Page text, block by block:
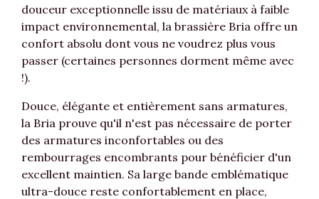
douceur exceptionnelle issu de matériaux à faible
impact environnemental, la brassière Bria offre un
confort absolu dont vous ne voudrez plus vous
passer (certaines personnes dorment même avec
!).
Douce, élégante et entièrement sans armatures,
la Bria prouve qu'il n'est pas nécessaire de porter
des armatures inconfortables ou des
rembourrages encombrants pour bénéficier d'un
excellent maintien. Sa large bande emblématique
ultra-douce reste confortablement en place,